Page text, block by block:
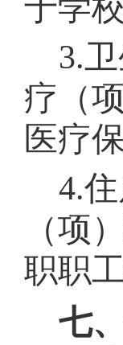
于学
3.
疗 （
医疗
4.
（项）
职职
七